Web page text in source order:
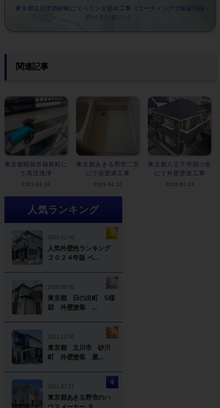
東京都立川市西砂町にてベランダ防水工事《コーティングで新築同様
のベランダに✨》
関連記事
東京都昭島市福島町に
て高圧洗浄
2022.06.16
東京都あきる野市二宮
にて浴室床工事
2025.04.12
東京都八王子市四ツ谷
にて外壁塗装工事
2023.03.29
人気ランキング
2022.02.06
人気外壁色ランキング
２０２４年版 ベ...
2020.08.03
東京都 日の出町 S様
邸 外壁塗装 ...
2021.12.06
東京都 立川市 砂川
町 外壁塗装 屋...
2021.07.21
東京都あきる野市のハ